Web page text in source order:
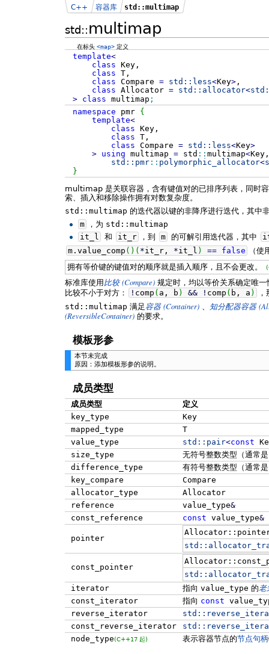
std::multimap
C++ 容器库 std::multimap
在标头<map> 定义
template<
class Key,
class T,
class Compare = std:: less<Key>,
class Allocator = std:: allocator<
>
class multimap ;
namespace pmr {
template<
class Key,
class T,
class Compare = std:: less<Key>
>
using multimap =std :: multimap<
std:: pmr:: polymorphic_allocator<
}
multimap 是关联容器，含有键值对的已排序列表，同时
索、插入和移除操作拥有对数复杂度。
std::multimap 的迭代器以键的非降序进行迭代，其中
m
，为 std::multimap
it_l
和 it_r ，到 m 的可解引用迭代器，其中
m. value_comp ( ) ( *it_r, *it_l ) == false
（
拥有等价键的键值对的顺序就是插入顺序，且不会更改。
标准库使用 比较 (Compare) 规定时，均以等价关系确定唯一
比较不小于对方：
! comp ( a, b ) && ! comp ( b, a )
std::multimap 满足 容器 (Container) 、 知分配器容器
(ReversibleContainer) 的要求。
模板形参
本节未完成
原因：添加模板形参的说明。
成员类型
成员类型
定义
key_type
Key
mapped_type
T
value_type
std:: pair<const
size_type
无符号整数类型（通常
difference_type
有符号整数类型（通常
key_compare
Compare
allocator_type
Allocator
reference
value_type&
const_reference
const value_type&
pointer
std::
const_pointer
std::
iterator
指向 value_type 的老
const_iterator
指向 const
reverse_iterator
std::
const_reverse_iterator
std::
node_type(C++17 起) 表示容器节点的节点句柄